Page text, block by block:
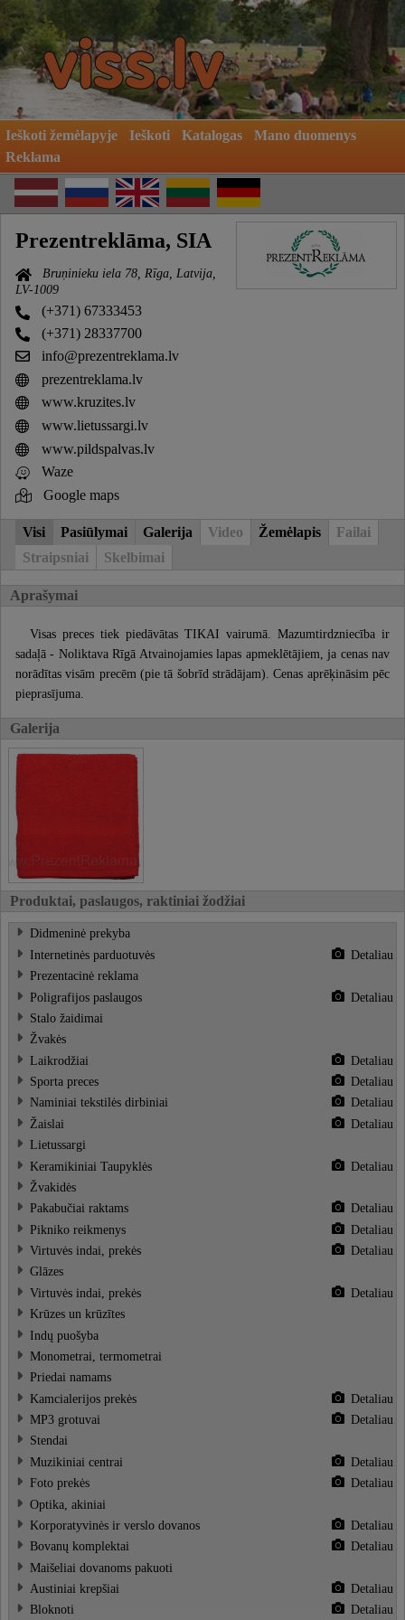
Ieškoti žemėlapyje Ieškoti Katalogas
Mano duomenys
Reklama
Prezentreklāma, SIA
Bruņinieku iela 78, Rīga, Latvija,
LV-1009
(+371) 67333453
(+371) 28337700
info@prezentreklama.lv
prezentreklama.lv
www.kruzites.lv
www.lietussargi.lv
www.pildspalvas.lv
Waze
Google maps
Visi Pasiūlymai Galerija Video Žemėlapis
Failai
Straipsniai
Skelbimai
Aprašymai
Visas preces tiek piedāvātas TIKAI vairumā. Mazumtirdzniecība ir
sadaļā - Noliktava Rīgā Atvainojamies lapas apmeklētājiem, ja cenas nav
norādītas visām precēm (pie tā šobrīd strādājam). Cenas aprēķināsim pēc
pieprasījuma.
Galerija
Produktai, paslaugos, raktiniai žodžiai
Didmeninė prekyba
Internetinės parduotuvės
Detaliau
Prezentacinė reklama
Poligrafijos paslaugos
Detaliau
Stalo žaidimai
Žvakės
Laikrodžiai
Detaliau
Sporta preces
Detaliau
Naminiai tekstilės dirbiniai
Detaliau
Žaislai
Detaliau
Lietussargi
Keramikiniai Taupyklės
Detaliau
Žvakidės
Pakabučiai raktams
Detaliau
Pikniko reikmenys
Detaliau
Virtuvės indai, prekės
Detaliau
Glāzes
Virtuvės indai, prekės
Detaliau
Krūzes un krūzītes
Indų puošyba
Monometrai, termometrai
Priedai namams
Kamcialerijos prekės
Detaliau
MP3 grotuvai
Detaliau
Stendai
Muzikiniai centrai
Detaliau
Foto prekės
Detaliau
Optika, akiniai
Korporatyvinės ir verslo dovanos
Detaliau
Вovanų komplektai
Detaliau
Maišeliai dovanoms pakuoti
Austiniai krepšiai
Detaliau
Bloknoti
Detaliau